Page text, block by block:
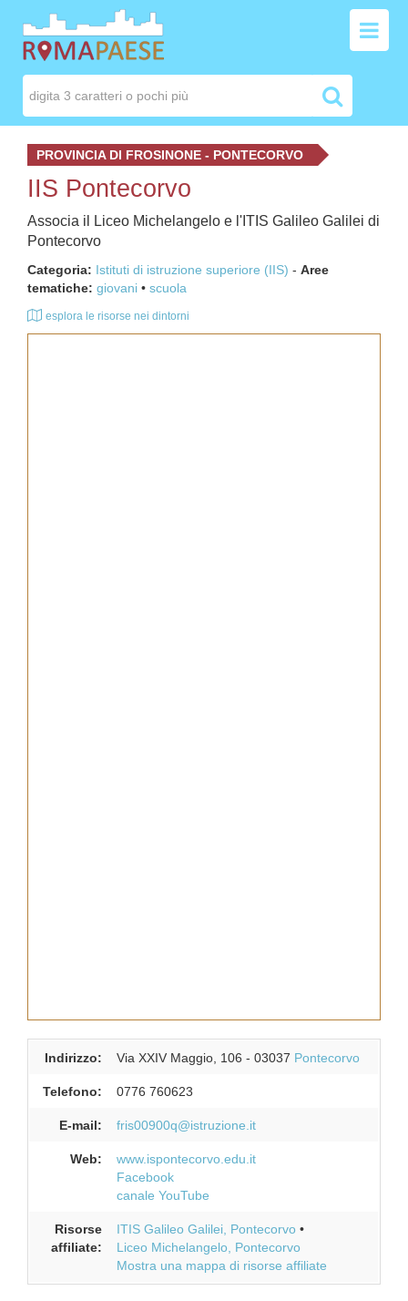
PROVINCIA DI FROSINONE - PONTECORVO
IIS Pontecorvo
Associa il Liceo Michelangelo e l'ITIS Galileo Galilei di
Pontecorvo
Categoria: Istituti di istruzione superiore (IIS) - Aree
tematiche: giovani scuola
esplora le risorse nei dintorni
Indirizzo: Via XXIV Maggio, 106 - 03037 Pontecorvo
Telefono: 0776 760623
E-mail: fris00900q@istruzione.it
Web:
www.ispontecorvo.edu.it
Facebook
canale YouTube
Risorse
affiliate:
ITIS Galileo Galilei, Pontecorvo
Liceo Michelangelo, Pontecorvo
Mostra una mappa di risorse affiliate